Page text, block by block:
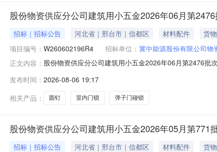
股份物资供应分公司建筑用小五金2026年06月第
招标｜招标公告 河北省｜邢台市｜信都区 材料配件
货物
项目编号： W260602196R4 招标单位： 冀中能源股份有限公司物
正文内容： 股份物资供应分公司建筑用小五金2026年06月第2476批
100018243圆钉50mm公斤300.0002027-01-31MA:否;
发布时间： 2026-08-06 19:17
相关产品：
圆钉 室内门锁 弹子门碰锁
股份物资供应分公司建筑用小五金2026年05月第771
招标｜招标公告 河北省｜邢台市｜信都区 材料配件
货物